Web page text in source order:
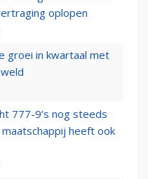
oplopen
groei in kwartaal met
777-9’s nog steeds
heeft ook